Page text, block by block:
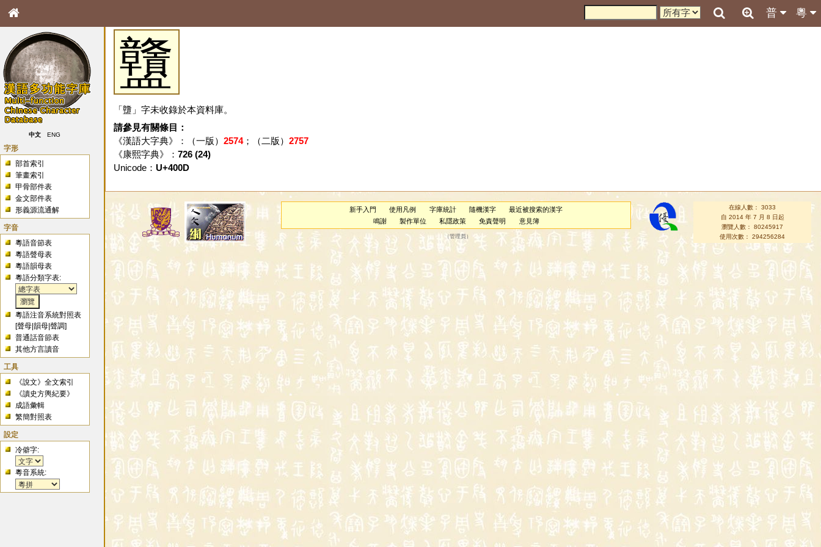
粵
普
中文 ENG
字形
部首索引
筆畫索引
甲骨部件表
金文部件表
形義源流通解
字音
粵語音節表
粵語聲母表
粵語韻母表
粵語分類字表:
粵語注音系統對照表
[聲母 |韻母 |聲調]
普通話音節表
其他方言讀音
工具
《說文》全文索引
《讀史方輿紀要》
成語彙輯
繁簡對照表
設定
冷僻字:
粵音系統:
䀍
「䀍」字未收錄於本資料庫。
請參見有關條目：
《漢語大字典》：（一版） 2574；（二版） 2757
《康熙字典》： 726 (24)
Unicode： U+400D
新手入門 使用凡例 字庫統計 隨機漢字
最近被搜索的漢字
鳴謝
製作單位 私隱政策 免責聲明 意見簿
（管理員 ）
在線人數： 3033
自 2014 年 7 月 8 日起
瀏覽人數： 80245917
使用次數： 294256284